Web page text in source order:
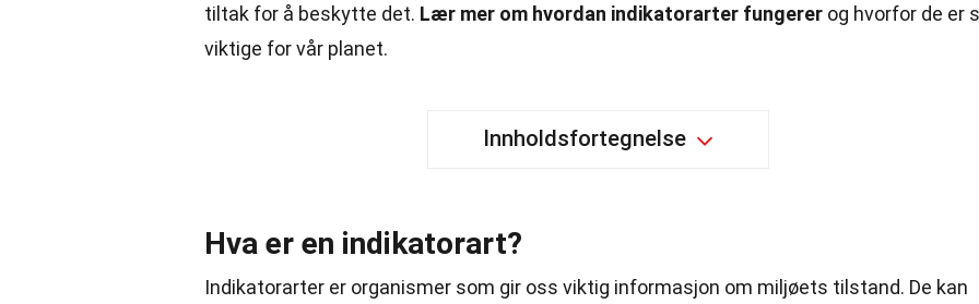
tiltak for å beskytte det. Lær mer om hvordan indikatorarter fungerer og hvorfor de er
viktige for vår planet.
Innholdsfortegnelse
Hva er en indikatorart?
Indikatorarter er organismer som gir oss viktig informasjon om miljøets tilstand. De kan